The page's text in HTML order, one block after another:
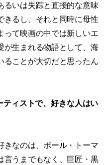
るいは失踪と直接的な意味
きるし、それと同時に母性
って映画の中では新しいエ
が生まれる物語として、海
ることが大切だと思ったん
ィストで、好きな人はい
きなのは、ポール・トーマ
言うまでもなく、巨匠・黒